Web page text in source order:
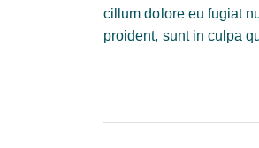
cillum dolore eu fugiat
proident, sunt in culpa